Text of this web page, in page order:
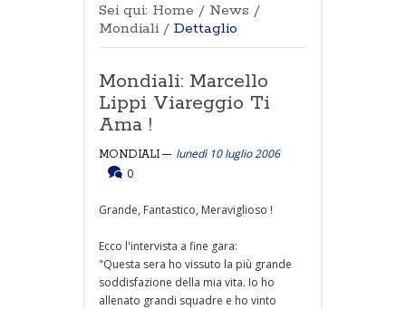
Sei qui: Home / News /
Mondiali / Dettaglio
Mondiali: Marcello
Lippi Viareggio Ti
Ama !
MONDIALI
lunedì 10 luglio 2006
0
Grande, Fantastico, Meraviglioso !
Ecco l'intervista a fine gara:
"Questa sera ho vissuto la più grande
soddisfazione della mia vita. Io ho
allenato grandi squadre e ho vinto